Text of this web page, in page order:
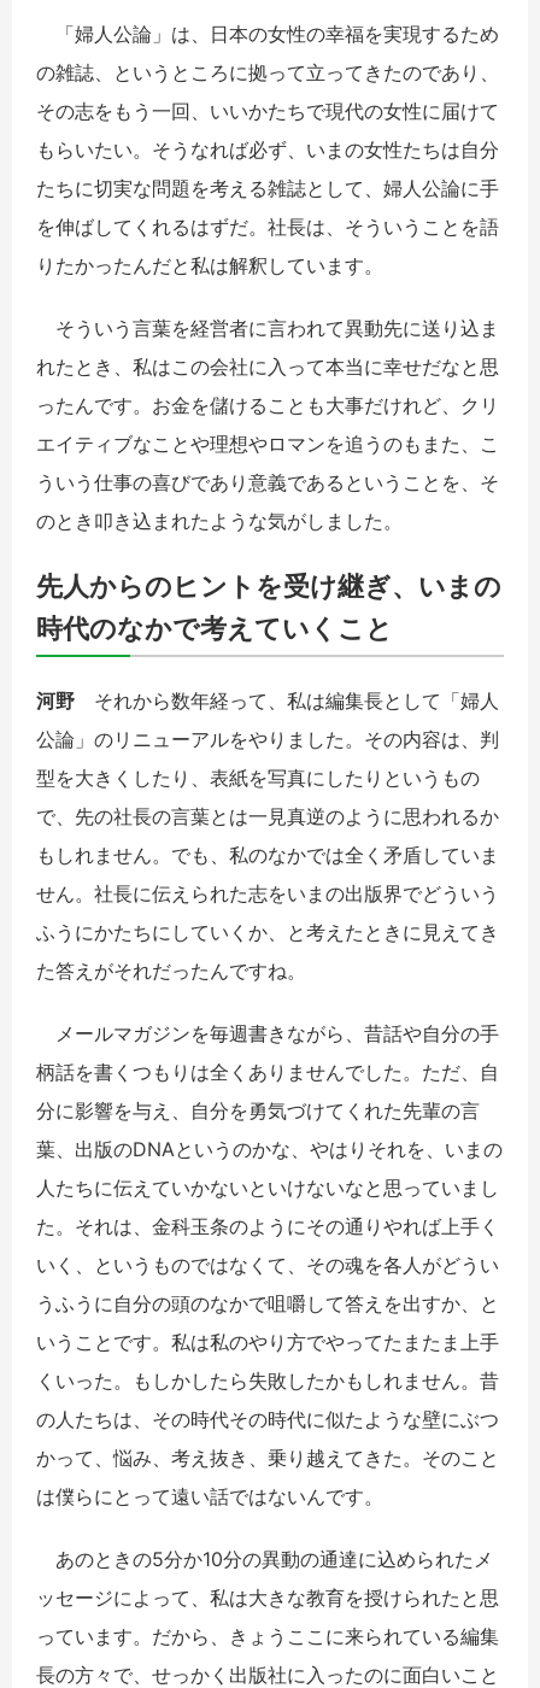
「婦人公論」は、日本の女性の幸福を実現するため
の雑誌、というところに拠って立ってきたのであり、
その志をもう一回、いいかたちで現代の女性に届けて
もらいたい。そうなれば必ず、いまの女性たちは自分
たちに切実な問題を考える雑誌として、婦人公論に手
を伸ばしてくれるはずだ。社長は、そういうことを語
りたかったんだと私は解釈しています。
そういう言葉を経営者に言われて異動先に送り込ま
れたとき、私はこの会社に入って本当に幸せだなと思
ったんです。お金を儲けることも大事だけれど、クリ
エイティブなことや理想やロマンを追うのもまた、こ
ういう仕事の喜びであり意義であるということを、そ
のとき叩き込まれたような気がしました。
先人からのヒントを受け継ぎ、いまの
時代のなかで考えていくこと
河野 それから数年経って、私は編集長として「婦人
公論」のリニューアルをやりました。その内容は、判
型を大きくしたり、表紙を写真にしたりというもの
で、先の社長の言葉とは一見真逆のように思われるか
もしれません。でも、私のなかでは全く矛盾していま
せん。社長に伝えられた志をいまの出版界でどういう
ふうにかたちにしていくか、と考えたときに見えてき
た答えがそれだったんですね。
メールマガジンを毎週書きながら、昔話や自分の手
柄話を書くつもりは全くありませんでした。ただ、自
分に影響を与え、自分を勇気づけてくれた先輩の言
葉、出版のDNAというのかな、やはりそれを、いまの
人たちに伝えていかないといけないなと思っていまし
た。それは、金科玉条のようにその通りやれば上手く
いく、というものではなくて、その魂を各人がどうい
うふうに自分の頭のなかで咀嚼して答えを出すか、と
いうことです。私は私のやり方でやってたまたま上手
くいった。もしかしたら失敗したかもしれません。昔
の人たちは、その時代その時代に似たような壁にぶつ
かって、悩み、考え抜き、乗り越えてきた。そのこと
は僕らにとって遠い話ではないんです。
あのときの5分か10分の異動の通達に込められたメ
ッセージによって、私は大きな教育を授けられたと思
っています。だから、きょうここに来られている編集
長の方々で、せっかく出版社に入ったのに面白いこと